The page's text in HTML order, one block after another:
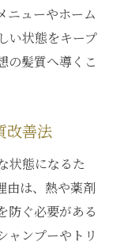
ニューやホーム
い状態をキープ
の髪質へ導くこ
改善法
状態になるた
由は、熱や薬剤
防ぐ必要がある
ャンプーやトリ